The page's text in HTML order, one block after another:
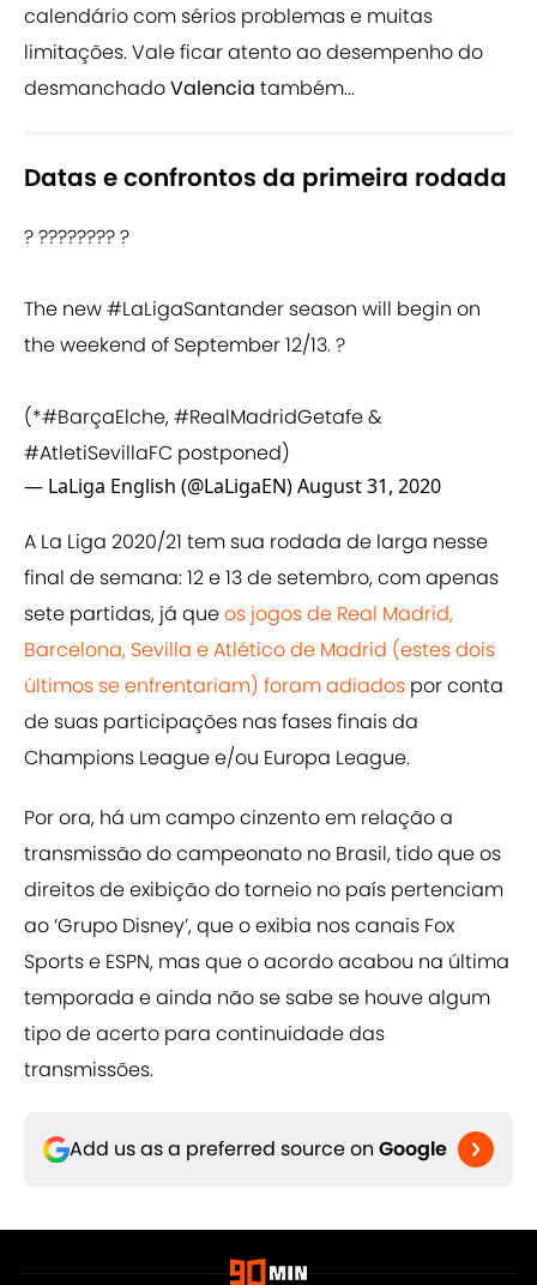
calendário com sérios problemas e muitas
limitações. Vale ficar atento ao desempenho do
desmanchadoValencia também...
Datas e confrontos da primeira rodada
? ???????? ?
The new#LaLigaSantander season will begin on
the weekend of September 12/13. ?
(*#BarçaElche,#RealMadridGetafe&
#AtletiSevillaFC postponed)
— LaLiga English (@LaLigaEN)August 31, 2020
A La Liga 2020/21 tem sua rodada de larga nesse
final de semana: 12 e 13 de setembro, com apenas
sete partidas, já queos jogos de Real Madrid,
Barcelona, Sevilla e Atlético de Madrid (estes dois
últimos se enfrentariam) foram adiados por conta
de suas participações nas fases finais da
Champions League e/ou Europa League.
Por ora, há um campo cinzento em relação a
transmissão do campeonato no Brasil, tido que os
direitos de exibição do torneio no país pertenciam
ao ‘Grupo Disney’, que o exibia nos canais Fox
Sports e ESPN, mas que o acordo acabou na última
temporada e ainda não se sabe se houve algum
tipo de acerto para continuidade das
transmissões.
Add us as a preferred source on Google